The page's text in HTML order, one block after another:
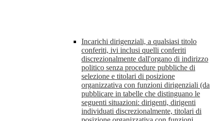
Incarichi dirigenziali, a qualsiasi titolo
conferiti, ivi inclusi quelli conferiti
discrezionalmente dall'organo di indirizzo
politico senza procedure pubbliche di
selezione e titolari di posizione
organizzativa con funzioni dirigenziali (da
pubblicare in tabelle che distinguano le
seguenti situazioni: dirigenti, dirigenti
individuati discrezionalmente, titolari di